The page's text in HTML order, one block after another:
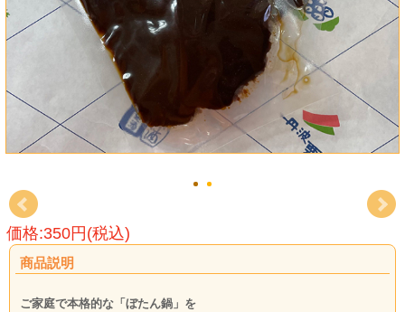
価格:350円(税込)
商品説明
ご家庭で本格的な「ぼたん鍋」を